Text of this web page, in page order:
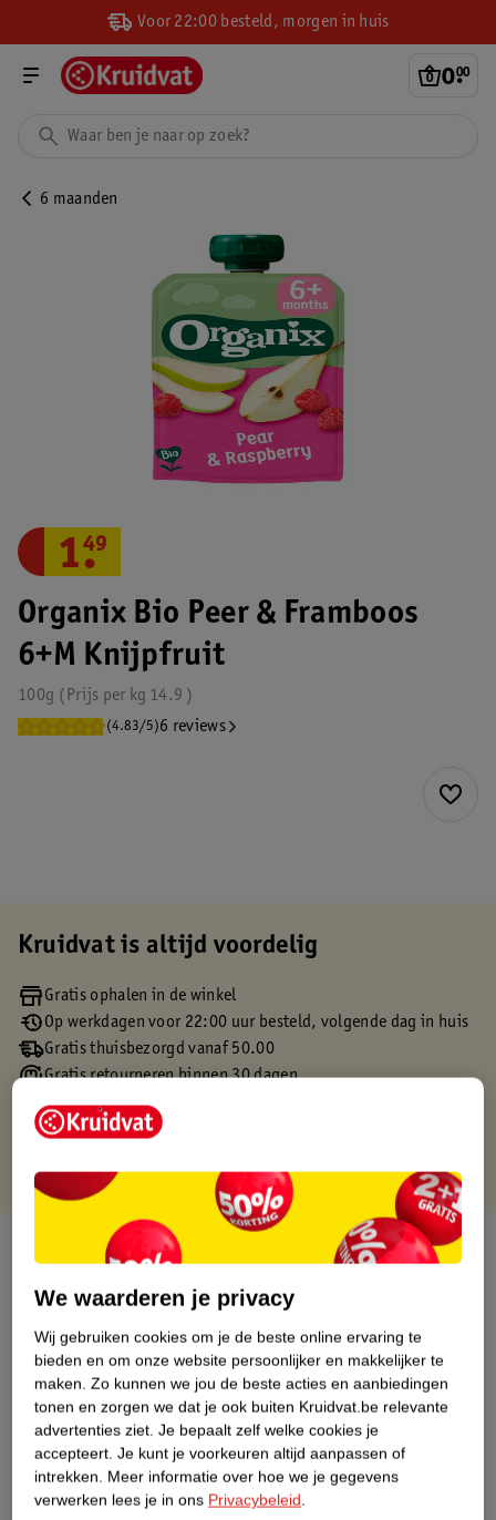
Voor 22:00 besteld, morgen in huis
0.
00
6 maanden
Organix Bio Peer & Framboos
6+M Knijpfruit
100g 14.9
Prijs per kg
(4.83/5)6 reviews
1.
49
Kruidvat is altijd voordelig
Gratis ophalen in de winkel
Op werkdagen voor 22:00 uur besteld, volgende dag in huis
Gratis thuisbezorgd vanaf 50.00
Gratis retourneren binnen 30 dagen
Gratis punten met je Kruidvat kaart
Over dit product
Productinformatie
Etiketinformatie
Nature Impact Score
Dit product heeft (nog) geen Nature
Impact Score.
Meer informatie
We waarderen je privacy
Wij gebruiken cookies om je de beste online ervaring te
bieden en om onze website persoonlijker en makkelijker te
maken. Zo kunnen we jou de beste acties en aanbiedingen
tonen en zorgen we dat je ook buiten Kruidvat.be relevante
advertenties ziet. Je bepaalt zelf welke cookies je
accepteert. Je kunt je voorkeuren altijd aanpassen of
intrekken. Meer informatie over hoe we je gegevens
verwerken lees je in ons Privacybeleid.